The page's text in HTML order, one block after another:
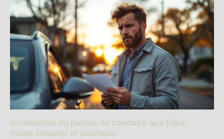
Invalidation du permis de conduire que faire :
Guide complet et solutions